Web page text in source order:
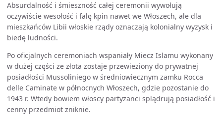
Absurdalność i śmieszność całej ceremonii wywołują
oczywiście wesołość i falę kpin nawet we Włoszech, ale dla
mieszkańców Libii włoskie rządy oznaczają kolonialny wyzysk i
biedę ludności.
Po oficjalnych ceremoniach wspaniały Miecz Islamu wykonany
w dużej części ze złota zostaje przewieziony do prywatnej
posiadłości Mussoliniego w średniowiecznym zamku Rocca
delle Caminate w północnych Włoszech, gdzie pozostanie do
1943 r. Wtedy bowiem włoscy partyzanci splądrują posiadłość i
cenny przedmiot zniknie.